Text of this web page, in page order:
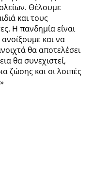
Θέλουμε
και τους
Η πανδημία είναι
και να
θα αποτελέσει
θα συνεχιστεί,
ζώσης και οι λοιπές